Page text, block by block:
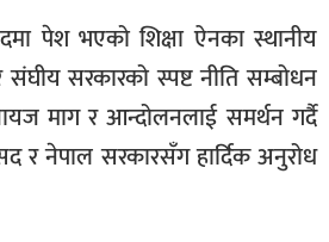
पेश भएको शिक्षा ऐनका स्थानीय
सरकारको स्पष्ट नीति सम्बोधन
माग र आन्दोलनलाई समर्थन गर्दै
र नेपाल सरकारसँग हार्दिक अनुरोध